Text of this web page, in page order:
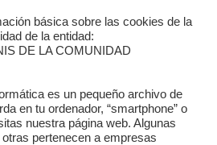
Contacto
Dónde estamos
departamentos
Horario
básica sobre las cookies de la
de la entidad:
DE LA COMUNIDAD
es un pequeño archivo de
en tu ordenador, “smartphone” o
nuestra página web. Algunas
pertenecen a empresas